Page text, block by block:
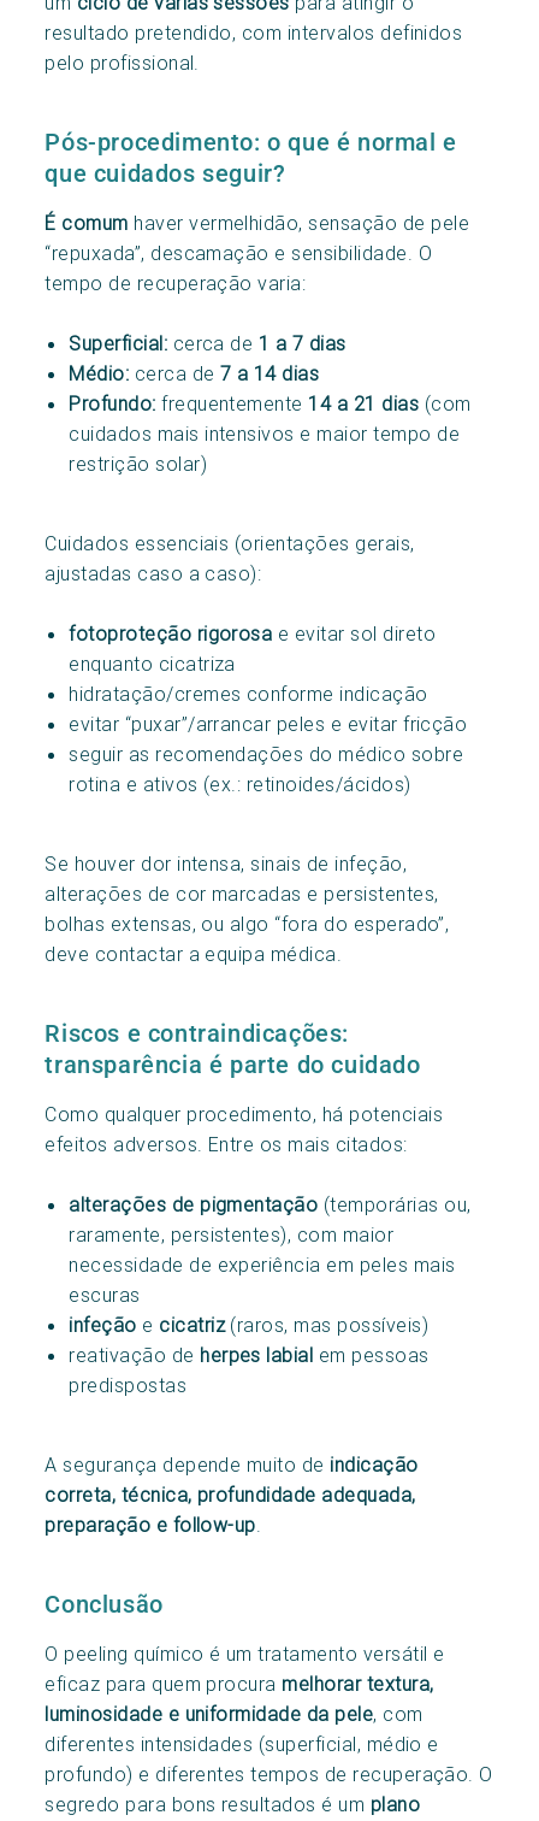
resultado pretendido, com intervalos definidos
pelo profissional.
Pós-procedimento: o que é normal e
que cuidados seguir?
É comum haver vermelhidão, sensação de pele
“repuxada”, descamação e sensibilidade. O
tempo de recuperação varia:
Superficial: cerca de 1 a 7 dias
Médio: cerca de7 a 14 dias
Profundo: frequentemente 14 a 21 dias (com
cuidados mais intensivos e maior tempo de
restrição solar)
Cuidados essenciais (orientações gerais,
ajustadas caso a caso):
fotoproteção rigorosa e evitar sol direto
enquanto cicatriza
hidratação/cremes conforme indicação
evitar “puxar”/arrancar peles e evitar fricção
seguir as recomendações do médico sobre
rotina e ativos (ex.: retinoides/ácidos)
Se houver dor intensa, sinais de infeção,
alterações de cor marcadas e persistentes,
bolhas extensas, ou algo “fora do esperado”,
deve contactar a equipa médica.
Riscos e contraindicações:
transparência é parte do cuidado
Como qualquer procedimento, há potenciais
efeitos adversos. Entre os mais citados:
alterações de pigmentação (temporárias ou,
raramente, persistentes), com maior
necessidade de experiência em peles mais
escuras
infeção e cicatriz(raros, mas possíveis)
reativação de herpes labial em pessoas
predispostas
A segurança depende muito de indicação
correta, técnica, profundidade adequada,
preparação e follow-up
Conclusão
O peeling químico é um tratamento versátil e
eficaz para quem procura melhorar textura,
luminosidade e uniformidade da pele, com
diferentes intensidades (superficial, médio e
profundo) e diferentes tempos de recuperação. O
segredo para bons resultados é um plano